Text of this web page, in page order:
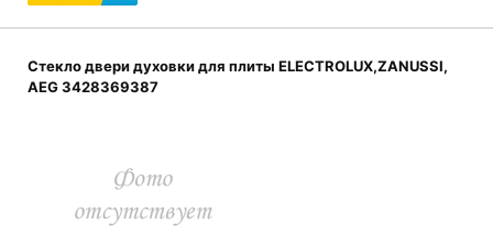
Стекло двери духовки для плиты ELECTROLUX,ZANUSSI,
AEG 3428369387